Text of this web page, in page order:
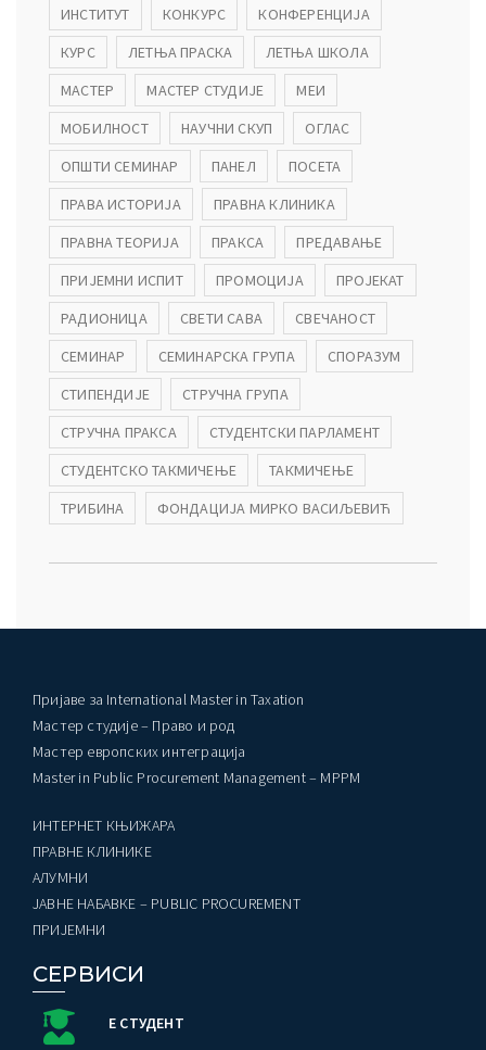
ИНСТИТУТ
КОНКУРС
КОНФЕРЕНЦИЈА
КУРС
ЛЕТЊА ПРАСКА
ЛЕТЊА ШКОЛА
МАСТЕР
МАСТЕР СТУДИЈЕ
МЕИ
МОБИЛНОСТ
НАУЧНИ СКУП
ОГЛАС
ОПШТИ СЕМИНАР
ПАНЕЛ
ПОСЕТА
ПРАВА ИСТОРИЈА
ПРАВНА КЛИНИКА
ПРАВНА ТЕОРИЈА
ПРАКСА
ПРЕДАВАЊЕ
ПРИЈЕМНИ ИСПИТ
ПРОМОЦИЈА
ПРОЈЕКАТ
РАДИОНИЦА
СВЕТИ САВА
СВЕЧАНОСТ
СЕМИНАР
СЕМИНАРСКА ГРУПА
СПОРАЗУМ
СТИПЕНДИЈЕ
СТРУЧНА ГРУПА
СТРУЧНА ПРАКСА
СТУДЕНТСКИ ПАРЛАМЕНТ
СТУДЕНТСКО ТАКМИЧЕЊЕ
ТАКМИЧЕЊЕ
ТРИБИНА
ФОНДАЦИЈА МИРКО ВАСИЉЕВИЋ
Пријаве за International Master in Taxation
Мастер студије – Право и род
Мастер европских интеграција
Master in Public Procurement Management – MPPM
ИНТЕРНЕТ КЊИЖАРА
ПРАВНЕ КЛИНИКЕ
AЛУМНИ
ЈАВНЕ НАБАВКЕ – PUBLIC PROCUREMENT
ПРИЈЕМНИ
СЕРВИСИ
Е СТУДЕНТ